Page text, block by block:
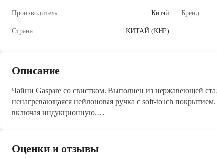
Производитель Китай Бренд
Страна КИТАЙ (КНР)
Описание
Чайни Gaspare со свистком. Выполнен из нержавеющей
ненагревающаяся нейлоновая ручка с soft-touch
включая индукционную.
Оценки и отзывы